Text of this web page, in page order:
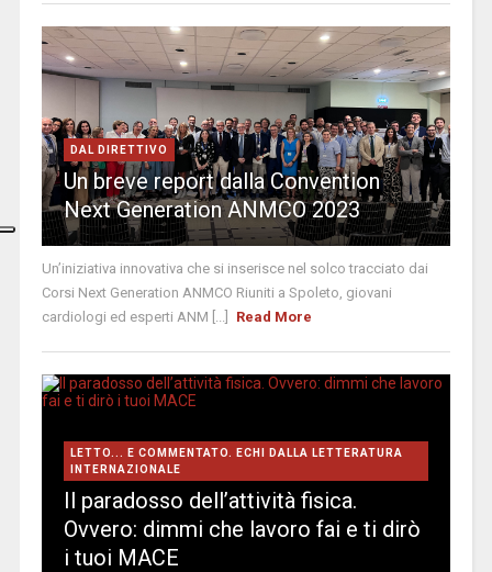
DAL DIRETTIVO
Un breve report dalla Convention
Next Generation ANMCO 2023
Un’iniziativa innovativa che si inserisce nel solco tracciato dai
Corsi Next Generation ANMCO Riuniti a Spoleto, giovani
cardiologi ed esperti ANM [...]
Read More
LETTO... E COMMENTATO. ECHI DALLA LETTERATURA
INTERNAZIONALE
Il paradosso dell’attività fisica.
Ovvero: dimmi che lavoro fai e ti dirò
i tuoi MACE